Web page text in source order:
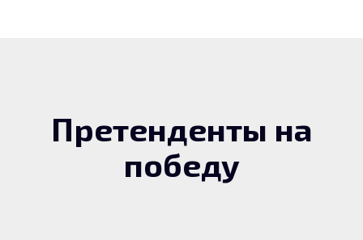
Претенденты на
победу